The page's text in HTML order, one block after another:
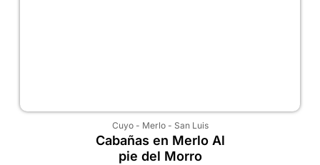
Cuyo- Merlo- San Luis
Cabañas en Merlo Al
pie del Morro